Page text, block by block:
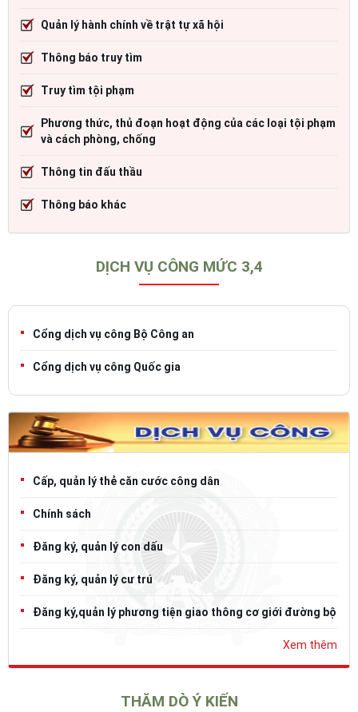
Quản lý hành chính về trật tự xã hội
Thông báo truy tìm
Truy tìm tội phạm
Phương thức, thủ đoạn hoạt động của các loại tội phạm
và cách phòng, chống
Thông tin đấu thầu
Thông báo khác
DỊCH VỤ CÔNG MỨC 3,4
Cổng dịch vụ công Bộ Công an
Cổng dịch vụ công Quốc gia
Cấp, quản lý thẻ căn cước công dân
Chính sách
Đăng ký, quản lý con dấu
Đăng ký, quản lý cư trú
Đăng ký,quản lý phương tiện giao thông cơ giới đường bộ
Xem thêm
THĂM DÒ Ý KIẾN